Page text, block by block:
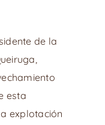
de la
esta
explotación